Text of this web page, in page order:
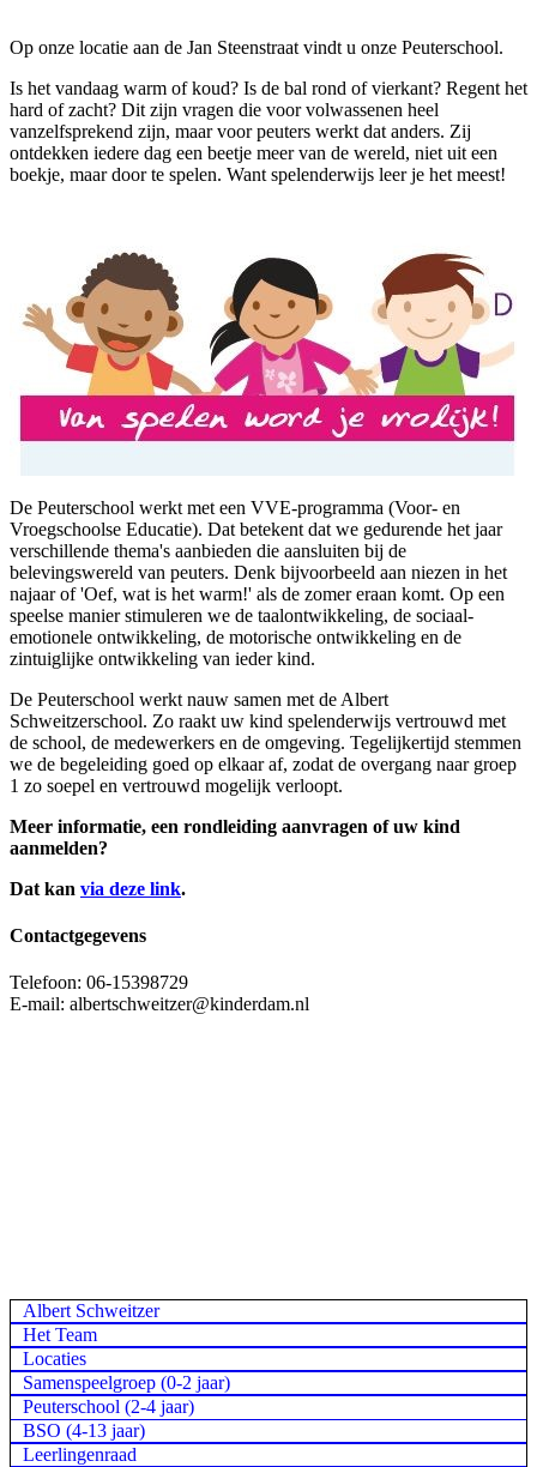
Op onze locatie aan de Jan Steenstraat vindt u onze Peuterschool.
Is het vandaag warm of koud? Is de bal rond of vierkant? Regent het
hard of zacht? Dit zijn vragen die voor volwassenen heel
vanzelfsprekend zijn, maar voor peuters werkt dat anders. Zij
ontdekken iedere dag een beetje meer van de wereld, niet uit een
boekje, maar door te spelen. Want spelenderwijs leer je het meest!
De Peuterschool werkt met een VVE-programma (Voor- en
Vroegschoolse Educatie). Dat betekent dat we gedurende het jaar
verschillende thema's aanbieden die aansluiten bij de
belevingswereld van peuters. Denk bijvoorbeeld aan niezen in het
najaar of 'Oef, wat is het warm!' als de zomer eraan komt. Op een
speelse manier stimuleren we de taalontwikkeling, de sociaal-
emotionele ontwikkeling, de motorische ontwikkeling en de
zintuiglijke ontwikkeling van ieder kind.
De Peuterschool werkt nauw samen met de Albert
Schweitzerschool. Zo raakt uw kind spelenderwijs vertrouwd met
de school, de medewerkers en de omgeving. Tegelijkertijd stemmen
we de begeleiding goed op elkaar af, zodat de overgang naar groep
1 zo soepel en vertrouwd mogelijk verloopt.
Meer informatie, een rondleiding aanvragen of uw kind
aanmelden?
Dat kan via deze link.
Contactgegevens
Telefoon: 06-15398729
E-mail: albertschweitzer@kinderdam.nl
Albert Schweitzer
Het Team
Locaties
Samenspeelgroep (0-2 jaar)
Peuterschool (2-4 jaar)
BSO (4-13 jaar)
Leerlingenraad